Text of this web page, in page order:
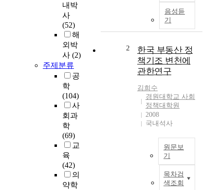
내박
사
(52)
해
외박
사 (2)
주제분류
공
학
(104)
사
회과
학
(69)
교
육
(42)
의
약학
음성듣
기
2
한국 부동산 정
책기조 변천에
관한연구
김희수
경원대학교 사회
정책대학원
2008
국내석사
원문보
기
목차검
색조회